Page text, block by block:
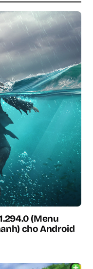
(Menu
cho Android